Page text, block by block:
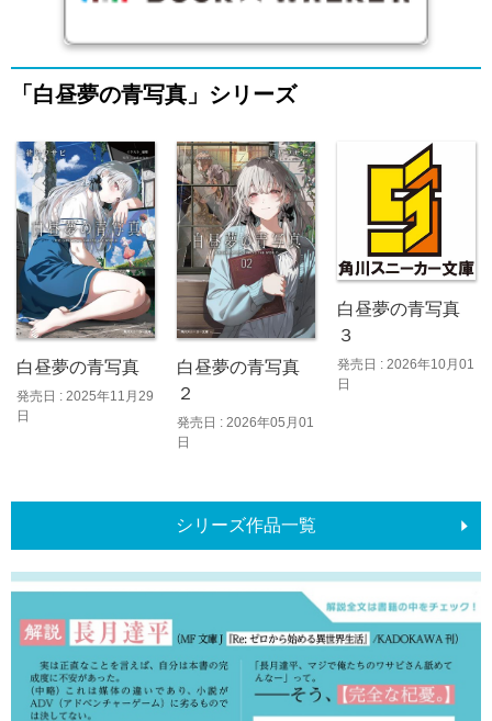
「白昼夢の青写真」シリーズ
白昼夢の青写真
発売日 : 2025年11月29
日
白昼夢の青写真
２
発売日 : 2026年05月01
日
白昼夢の青写真
３
発売日 : 2026年10月01
日
シリーズ作品一覧